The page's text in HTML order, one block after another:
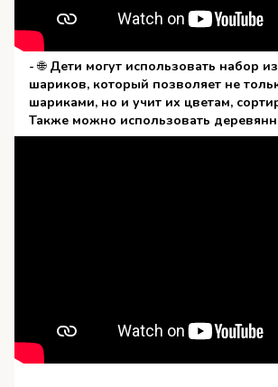
-🌐 Дети могут использовать набор
шариков, который позволяет не
шариками, но и учит их цветам,
Также можно использовать